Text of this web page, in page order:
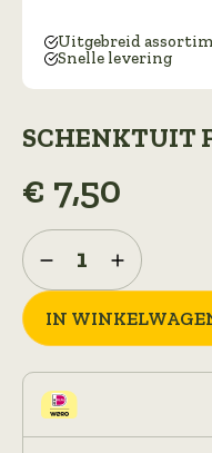
Uitgebreid
Snelle levering
SCHENKTUIT
€ 7,50
Schenktuit
flexibel
aantal
IN